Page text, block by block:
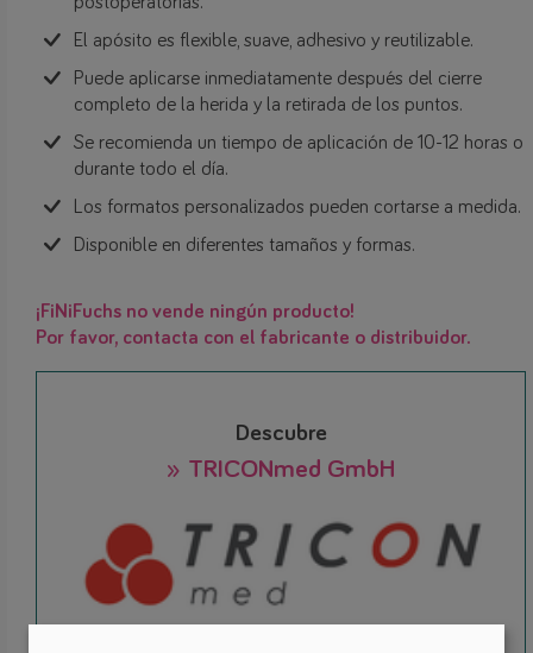
El apósito es flexible, suave, adhesivo y reutilizable.
Puede aplicarse inmediatamente después del cierre
completo de la herida y la retirada de los puntos.
Se recomienda un tiempo de aplicación de 10-12 horas o
durante todo el día.
Los formatos personalizados pueden cortarse a medida.
Disponible en diferentes tamaños y formas.
¡FiNiFuchs no vende ningún producto!
Por favor, contacta con el fabricante o distribuidor.
Descubre
» TRICONmed GmbH